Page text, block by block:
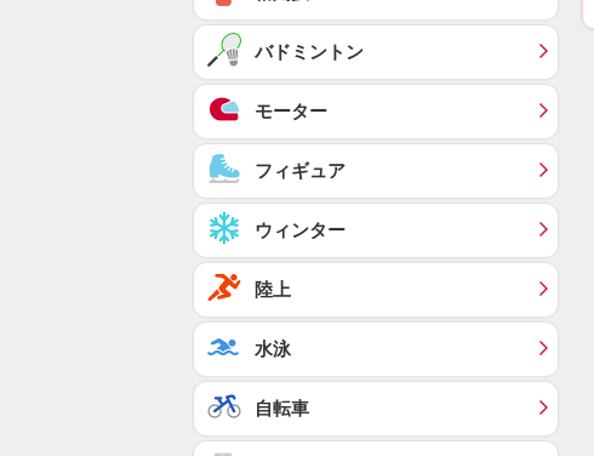
バドミントン
モーター
フィギュア
ウィンター
陸上
水泳
自転車